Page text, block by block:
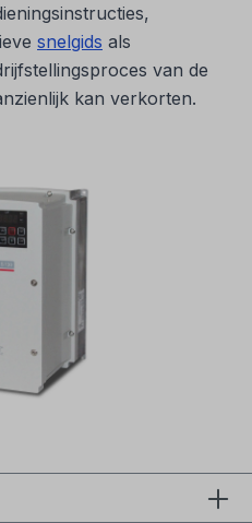
snelgids als
van de
kan verkorten.